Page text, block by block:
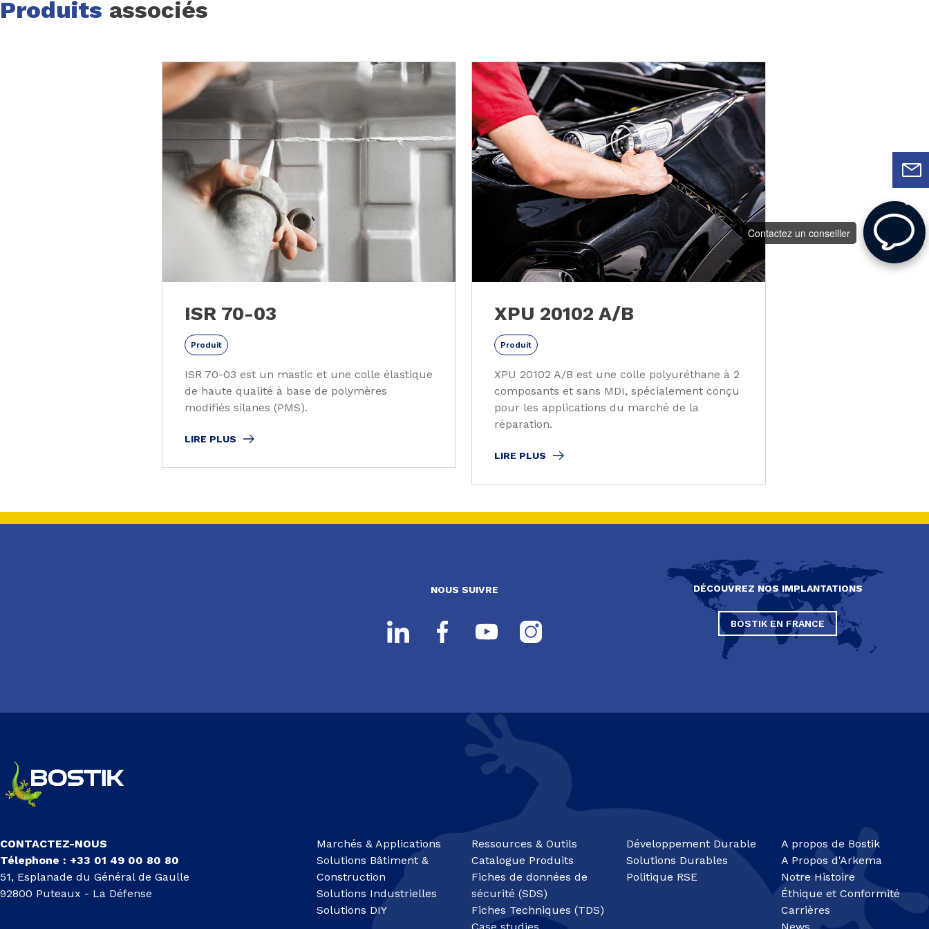
Produits associés
ISR 70-03
Produit
ISR 70-03 est un mastic et une colle élastique
de haute qualité à base de polymères
modifiés silanes (PMS).
LIRE PLUS
XPU 20102 A/B
Produit
XPU 20102 A/B est une colle polyuréthane à 2
composants et sans MDI, spécialement conçu
pour les applications du marché de la
réparation.
LIRE PLUS
NOUS SUIVRE DÉCOUVREZ NOS IMPLANTATIONS
BOSTIK EN FRANCE
CONTACTEZ-NOUS
Télephone : +33 01 49 00 80 80
51, Esplanade du Général de Gaulle
92800 Puteaux - La Défense
Marchés & Applications
Solutions Bâtiment &
Construction
Solutions Industrielles
Solutions DIY
Ressources & Outils
Catalogue Produits
Fiches de données de
sécurité (SDS)
Fiches Techniques (TDS)
Case studies
Développement Durable
Solutions Durables
Politique RSE
A propos de Bostik
A Propos d'Arkema
Notre Histoire
Éthique et Conformité
Carrières
News
Contactez un conseiller